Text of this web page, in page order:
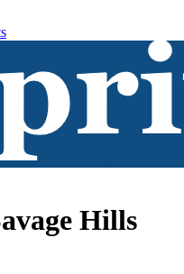
Hills